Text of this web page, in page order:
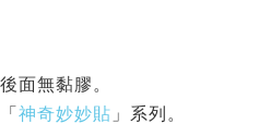
面無黏膠。
神奇妙妙貼 」系列。